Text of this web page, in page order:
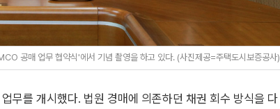
공매 업무 협약식'에서 기념 촬영을 하고 있다. (사진제공=주택도시보증공사)
무를 개시했다. 법원 경매에 의존하던 채권 회수 방식을 다